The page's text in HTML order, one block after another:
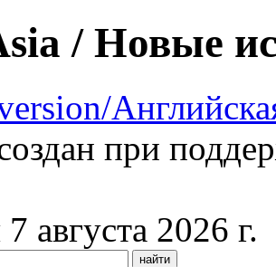
/ Новые
при
августа 2026 г.